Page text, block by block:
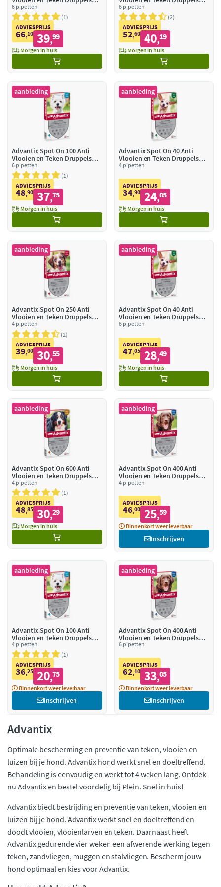
Hond 40 - 60 kg
6 pipetten
1
ADVIESPRIJS
66,10 39,99
Morgen in huis
Hond 10 - 25 kg
6 pipetten
2
ADVIESPRIJS
52,60 40,19
Morgen in huis
aanbieding
Advantix Spot On 100 Anti
Vlooien en Teken Druppels
Hond 4 - 10 kg
6 pipetten
1
ADVIESPRIJS
48,90 37,75
Morgen in huis
aanbieding
Advantix Spot On 40 Anti
Vlooien en Teken Druppels
Hond tot 4 kg
4 pipetten
ADVIESPRIJS
34,90 24,05
Morgen in huis
aanbieding
Advantix Spot On 250 Anti
Vlooien en Teken Druppels
Hond 10 - 25 kg
4 pipetten
2
ADVIESPRIJS
39,00 30,55
Morgen in huis
aanbieding
Advantix Spot On 40 Anti
Vlooien en Teken Druppels
Hond tot 4 kg
6 pipetten
ADVIESPRIJS
47,05 28,49
Morgen in huis
aanbieding
Advantix Spot On 600 Anti
Vlooien en Teken Druppels
Hond 40 - 60 kg
4 pipetten
1
ADVIESPRIJS
48,85 30,29
Morgen in huis
aanbieding
Advantix Spot On 400 Anti
Vlooien en Teken Druppels
Hond 25 - 40 kg
4 pipetten
ADVIESPRIJS
46,00 25,59
Binnenkort weer leverbaar
Inschrijven
aanbieding
Advantix Spot On 100 Anti
Vlooien en Teken Druppels
Hond 4 - 10 kg
4 pipetten
1
ADVIESPRIJS
36,25 20,75
Binnenkort weer leverbaar
Inschrijven
aanbieding
Advantix Spot On 400 Anti
Vlooien en Teken Druppels
Hond 25 - 40 kg
6 pipetten
ADVIESPRIJS
62,10 33,05
Binnenkort weer leverbaar
Inschrijven
Advantix
Optimale bescherming en preventie van teken, vlooien en
luizen bij je hond. Advantix hond werkt snel en doeltreffend.
Behandeling is eenvoudig en werkt tot 4 weken lang. Ontdek
nu Advantix en bestel voordelig bij Plein. Snel in huis!
Advantix biedt bestrijding en preventie van teken, vlooien en
luizen bij je hond. Advantix werkt snel en doeltreffend en
doodt vlooien, vlooienlarven en teken. Daarnaast heeft
Advantix gedurende vier weken een afwerende werking tegen
teken, zandvliegen, muggen en stalvliegen. Bescherm jouw
hond optimaal en kies voor Advantix.